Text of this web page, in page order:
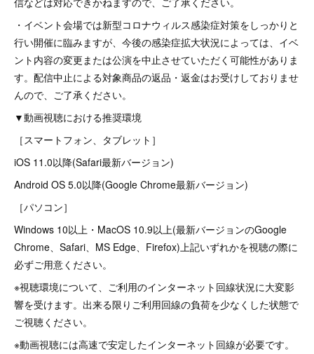
・イベント会場では新型コロナウィルス感染症対策をしっかりと
行い開催に臨みますが、今後の感染症拡大状況によっては、イベ
ント内容の変更または公演を中止させていただく可能性がありま
す。配信中止による対象商品の返品・返金はお受けしておりませ
んので、ご了承ください。
▼動画視聴における推奨環境
［スマートフォン、タブレット］
iOS 11.0以降(Safari最新バージョン)
Android OS 5.0以降(Google Chrome最新バージョン)
［パソコン］
Windows 10以上・MacOS 10.9以上(最新バージョンのGoogle
Chrome、Safari、MS Edge、Firefox)上記いずれかを視聴の際に
必ずご用意ください。
※視聴環境について、ご利用のインターネット回線状況に大変影
響を受けます。出来る限りご利用回線の負荷を少なくした状態で
ご視聴ください。
※動画視聴には高速で安定したインターネット回線が必要です。